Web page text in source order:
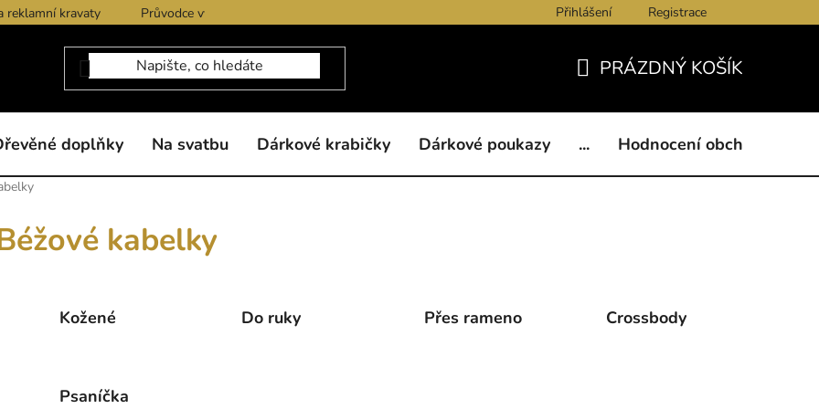
reklamní kravaty Průvodce výběrem produktů Kontakty Obchodní podmínky
Přihlášení Registrace
KOŠÍK
PRÁZDNÝ KOŠÍK
doplňky Na svatbu Dárkové krabičky Dárkové poukazy ... Hodnocení obchodu
kabelky
Kožené Do ruky Přes rameno Crossbody
Psaníčka